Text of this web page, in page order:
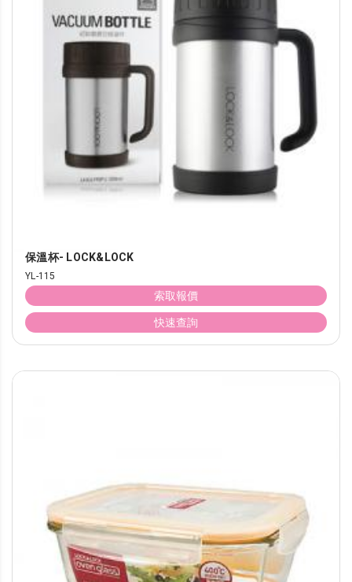
保溫杯- LOCK&LOCK
YL-115
索取報價
快速查詢